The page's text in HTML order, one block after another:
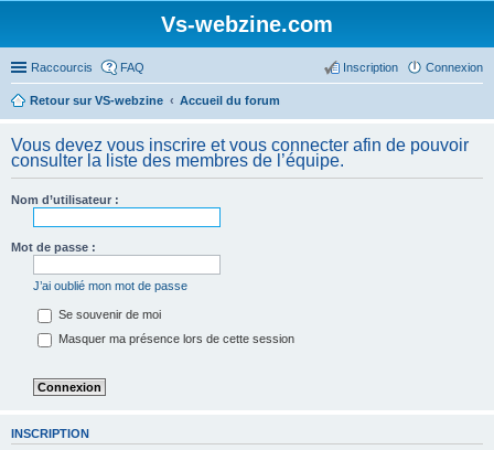
Vs-webzine.com
Raccourcis FAQ Connexion
Inscription
Retour sur VS-webzine Accueil du forum
Vous devez vous inscrire et vous connecter afin de pouvoir
consulter la liste des membres de l’équipe.
Nom d’utilisateur :
Mot de passe :
J’ai oublié mon mot de passe
Se souvenir de moi
Masquer ma présence lors de cette session
INSCRIPTION